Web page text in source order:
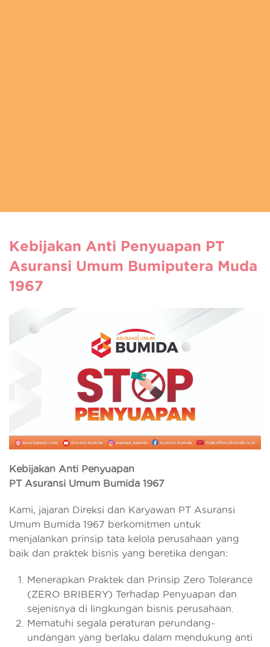
Kebijakan Anti Penyuapan PT
Asuransi Umum Bumiputera Muda
1967
Kebijakan Anti Penyuapan
PT Asuransi Umum Bumida 1967
Kami, jajaran Direksi dan Karyawan PT Asuransi
Umum Bumida 1967 berkomitmen untuk
menjalankan prinsip tata kelola perusahaan yang
baik dan praktek bisnis yang beretika dengan:
Menerapkan Praktek dan Prinsip Zero Tolerance
(ZERO BRIBERY) Terhadap Penyuapan dan
sejenisnya di lingkungan bisnis perusahaan.
Mematuhi segala peraturan perundang-
undangan yang berlaku dalam mendukung anti